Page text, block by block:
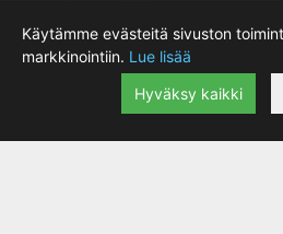
Käytämme evästeitä sivuston
markkinointiin. Lue lisää
Hyväksy kaikki